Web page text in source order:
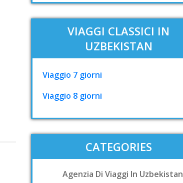
VIAGGI CLASSICI IN
UZBEKISTAN
Viaggio 7 giorni
Viaggio 8 giorni
CATEGORIES
Agenzia Di Viaggi In Uzbekistan